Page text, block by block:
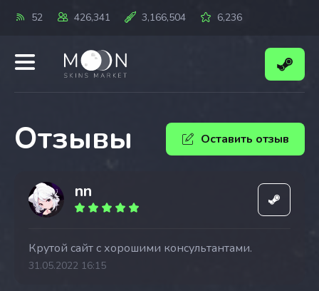
52 426,341 3,166,504 6,236
Отзывы Оставить отзыв
nn
Крутой сайт с хорошими консультантами.
31.05.2022 16:15